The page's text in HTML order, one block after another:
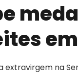
extravirgem na